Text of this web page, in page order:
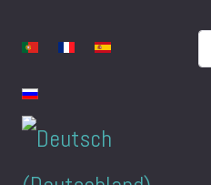
Sprache auswählen